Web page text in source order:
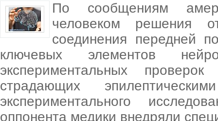
По сообщениям
человеком решения
соединения передней
ключевых элементов
экспериментальных
страдающих
экспериментального
оппонента медики внедряли